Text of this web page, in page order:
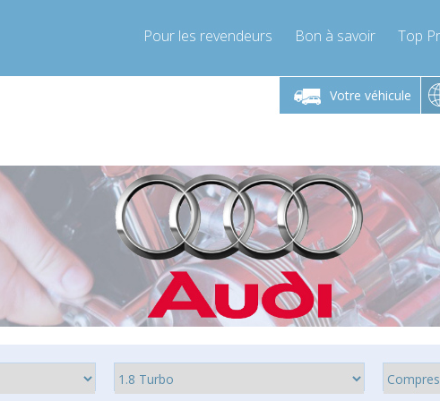
Pour les revendeurs Bon à savoir Top
Votre véhicule
Lundi-Vendredi 9h-17h Lundi-Vendredi 9h-17h
info@compressor-express.fr
Lundi-